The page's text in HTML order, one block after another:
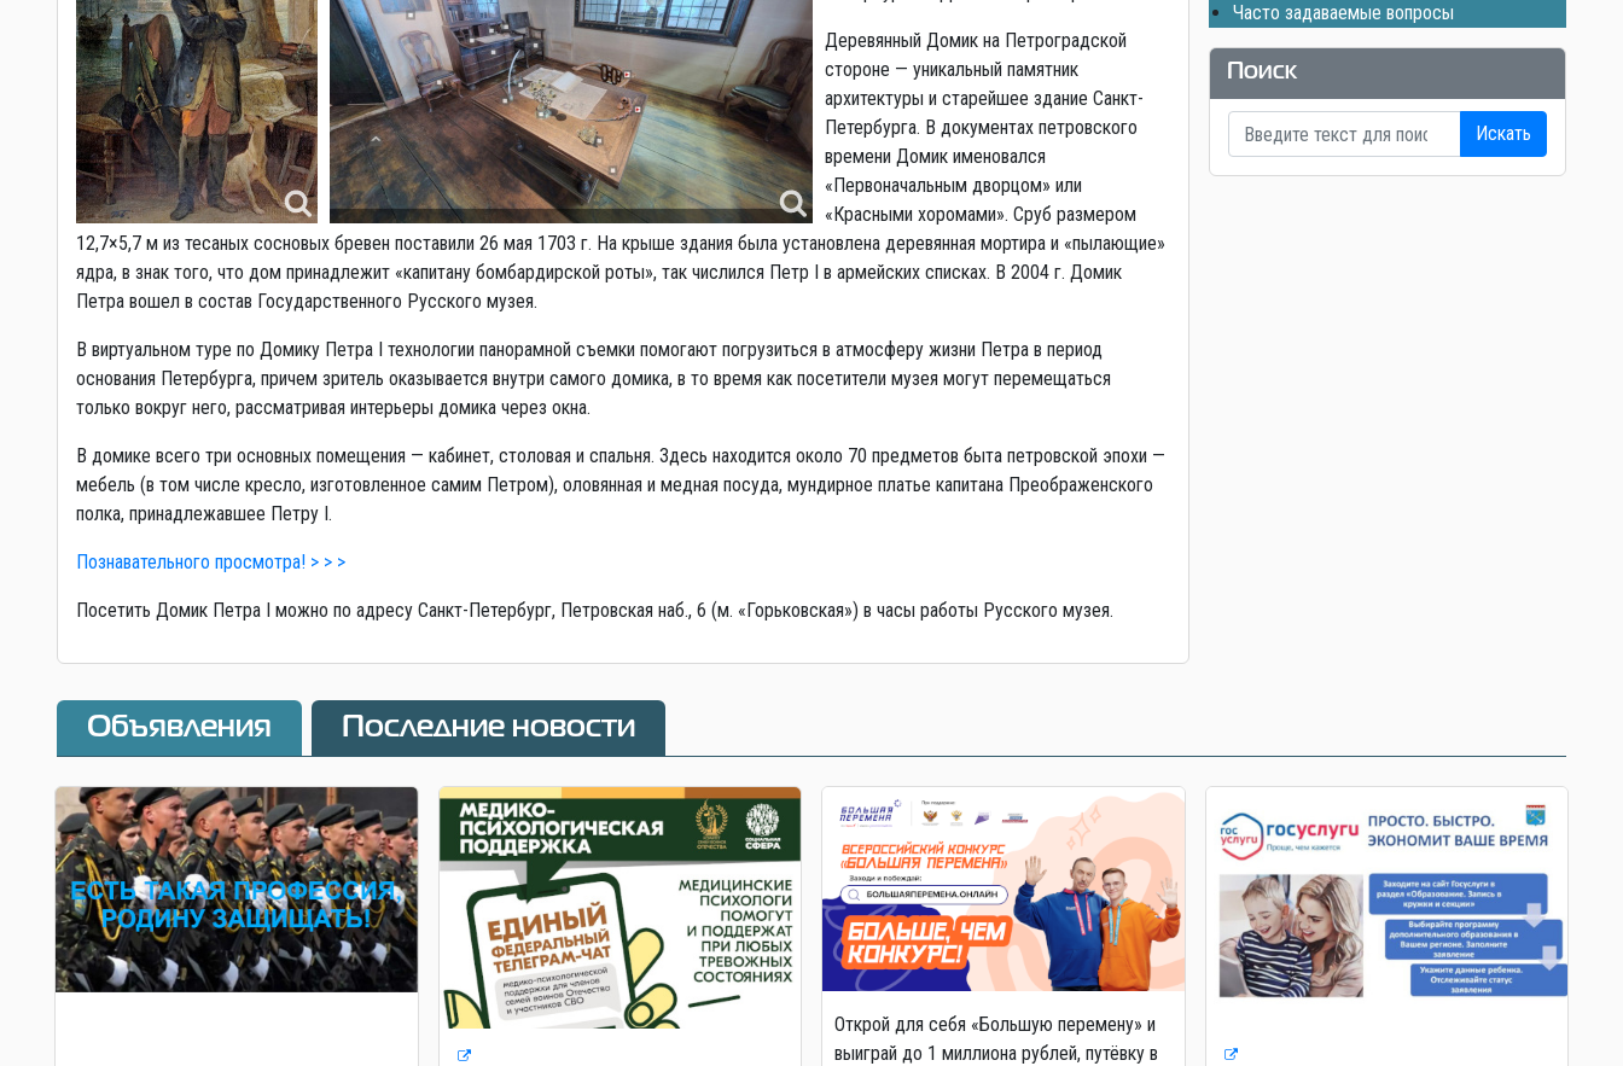
Деревянный Домик на Петроградской
стороне — уникальный памятник
архитектуры и старейшее здание Санкт-
Петербурга. В документах петровского
времени Домик именовался
«Первоначальным дворцом» или
«Красными хоромами». Сруб размером
12,7×5,7 м из тесаных сосновых бревен поставили 26 мая 1703 г. На крыше здания была установлена деревянная мортира и «пылающие»
ядра, в знак того, что дом принадлежит «капитану бомбардирской роты», так числился Петр I в армейских списках. В 2004 г. Домик
Петра вошел в состав Государственного Русского музея.
В виртуальном туре по Домику Петра I технологии панорамной съемки помогают погрузиться в атмосферу жизни Петра в период
основания Петербурга, причем зритель оказывается внутри самого домика, в то время как посетители музея могут перемещаться
только вокруг него, рассматривая интерьеры домика через окна.
В домике всего три основных помещения — кабинет, столовая и спальня. Здесь находится около 70 предметов быта петровской эпохи —
мебель (в том числе кресло, изготовленное самим Петром), оловянная и медная посуда, мундирное платье капитана Преображенского
полка, принадлежавшее Петру I.
Познавательного просмотра! > > >
Посетить Домик Петра I можно по адресу Санкт-Петербург, Петровская наб., 6 (м. «Горьковская») в часы работы Русского музея.
Часто задаваемые вопросы
Поиск
Искать
Объявления Последние новости
Открой для себя «Большую перемену» и
выиграй до 1 миллиона рублей, путёвку в